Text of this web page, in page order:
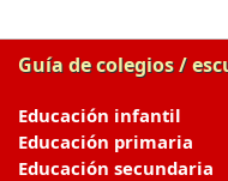
Guía de colegios /
Educación infantil
Educación primaria
Educación secundaria